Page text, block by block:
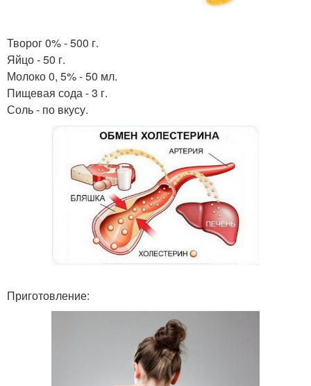
Творог 0% - 500 г.
Яйцо - 50 г.
Молоко 0, 5% - 50 мл.
Пищевая сода - 3 г.
Соль - по вкусу.
Приготовление: